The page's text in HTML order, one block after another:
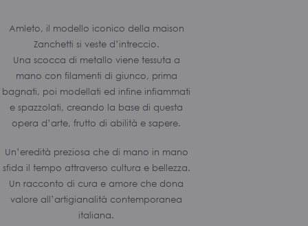
Amleto, il modello iconico della maison
Zanchetti si veste d’intreccio.
Una scocca di metallo viene tessuta a
mano con filamenti di giunco, prima
bagnati, poi modellati ed infine infiammati
e spazzolati, creando la base di questa
opera d’arte, frutto di abilità e sapere.
Un’eredità preziosa che di mano in mano
sfida il tempo attraverso cultura e bellezza.
Un racconto di cura e amore che dona
valore all’artigianalità contemporanea
italiana.